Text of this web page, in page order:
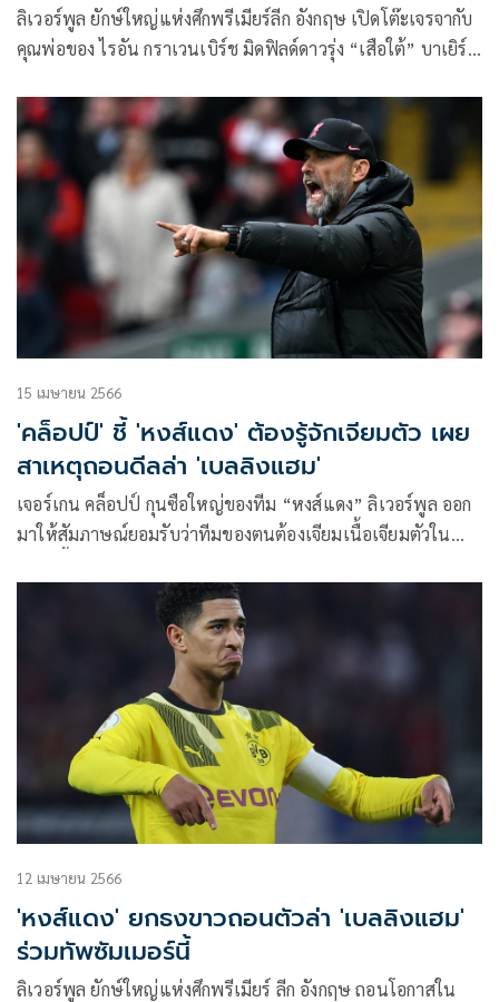
ลิเวอร์พูล ยักษ์ใหญ่แห่งศึกพรีเมียร์ลีก อังกฤษ เปิดโต๊ะเจรจากับ
คุณพ่อของ ไรอัน กราเวนเบิร์ช มิดฟิลด์ดาวรุ่ง “เสือใต้” บาเยิร์น
ถึงนี้ โดยมีค่าตัวแค่ราว 25 ล้านปอนด์ หรือประมาณ 1,000 ล้าน
บาท
15 เมษายน 2566
'คล็อปป์' ชี้ 'หงส์แดง' ต้องรู้จักเจียมตัว เผย
สาเหตุถอนดีลล่า 'เบลลิงแฮม'
เจอร์เกน คล็อปป์ กุนซือใหญ่ของทีม “หงส์แดง” ลิเวอร์พูล ออก
มาให้สัมภาษณ์ยอมรับว่าทีมของตนต้องเจียมเนื้อเจียมตัวใน
แย่งตัวนักเตะกับทีมอื่นๆได้
12 เมษายน 2566
'หงส์แดง' ยกธงขาวถอนตัวล่า 'เบลลิงแฮม'
ร่วมทัพซัมเมอร์นี้
ลิเวอร์พูล ยักษ์ใหญ่แห่งศึกพรีเมียร์ ลีก อังกฤษ ถอนโอกาสใน